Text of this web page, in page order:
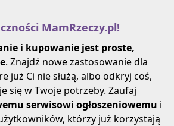
MamRzeczy.pl!
i kupowanie jest proste,
. Znajdź nowe zastosowanie dla
już Ci nie służą, albo odkryj coś,
się w Twoje potrzeby. Zaufaj
serwisowi ogłoszeniowemu i
którzy już korzystają